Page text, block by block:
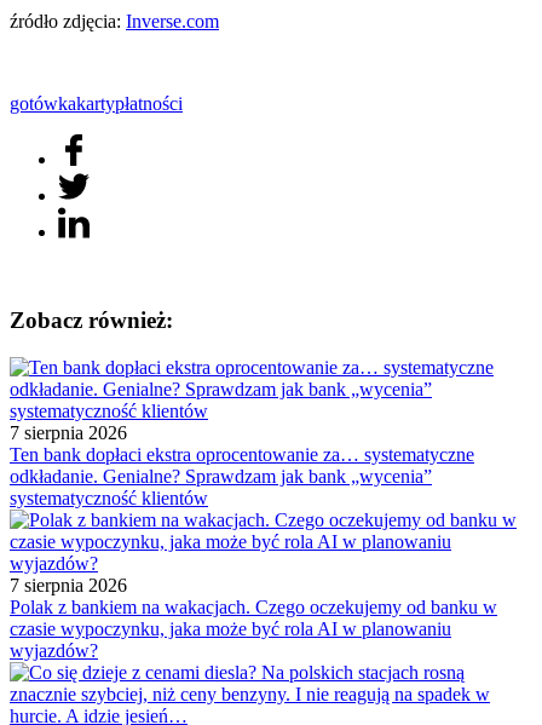
źródło zdjęcia: Inverse.com
gotówkakartypłatności
Zobacz również:
7 sierpnia 2026
Ten bank dopłaci ekstra oprocentowanie za… systematyczne
odkładanie. Genialne? Sprawdzam jak bank „wycenia”
systematyczność klientów
7 sierpnia 2026
Polak z bankiem na wakacjach. Czego oczekujemy od banku w
czasie wypoczynku, jaka może być rola AI w planowaniu
wyjazdów?